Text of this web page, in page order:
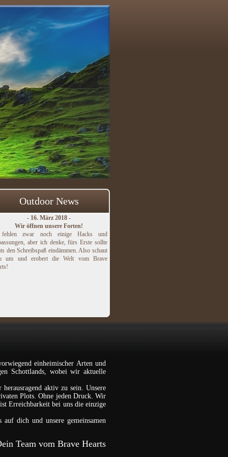
Outdoor News
- 16. März 2018 -
Wir öffnen unsere Forten!
zwar noch einige Hacks und
aber ich denke, fürs Erste sollte
den Schreibspaß eindämmen. Also schaut
um und erobert die Welt vom Brave
einheimischer Arten und
Schottlands, wobei wir aktuelle
aktiv zu sein. Unsere
Plots. Ohne jeden Druck. Wir
Erreichbarkeit bei uns die einzige
dich und unsere gemeinsamen
Team vom Brave Hearts